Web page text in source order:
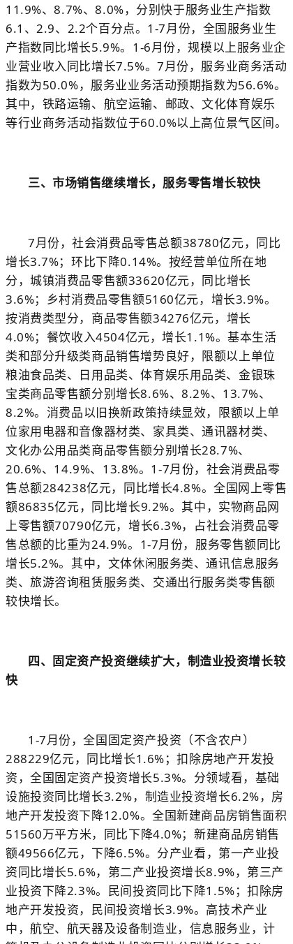
11.9%、8.7%、8.0%，分别快于服务业生产指数
6.1 、2.9、 2.2个百分点。 1-7月份，全国服务业生
产指数同比增长5.9%。 1-6月份，规模以上服务业企
业营业收入同比增长7.5%。7月份，服务业商务活动
指数为50.0%，服务业业务活动预期指数为56.6%。
其中，铁路运输、航空运输、邮政、文化体育娱乐
等行业商务活动指数位于60.0%以上高位景气区间。
三、市场销售继续增长，服务零售增长较快
7月份，社会消费品零售总额38780亿元，同比
增长3.7%；环比下降0.14%。按经营单位所在地
分，城镇消费品零售额33620亿元，同比增长
3.6%；乡村消费品零售额5160亿元，增长3.9%。
按消费类型分，商品零售额34276亿元，增长
4.0%；餐饮收入4504亿元，增长1.1%。基本生活
类和部分升级类商品销售增势良好，限额以上单位
粮油食品类、日用品类、体育娱乐用品类、金银珠
宝类商品零售额分别增长8.6%、8.2%、 13.7%、
8.2%。消费品以旧换新政策持续显效，限额以上单
位家用电器和音像器材类、家具类、通讯器材类、
文化办公用品类商品零售额分别增长28.7%、
20.6%、 14.9%、 13.8%。 1-7月份，社会消费品零
售总额284238亿元，同比增长4.8%。全国网上零售
额86835亿元，同比增长9.2%。其中，实物商品网
上零售额70790亿元，增长6.3%，占社会消费品零
售总额的比重为24.9%。 1-7月份，服务零售额同比
增长5.2%。其中，文体休闲服务类、通讯信息服务
类、旅游咨询租赁服务类、交通出行服务类零售额
较快增长。
四、固定资产投资继续扩大，制造业投资增长较
快
1-7月份，全国固定资产投资（不含农户）
288229亿元，同比增长1.6%；扣除房地产开发投
资，全国固定资产投资增长5.3%。分领域看，基础
设施投资同比增长3.2%，制造业投资增长6.2%，房
地产开发投资下降12.0%。全国新建商品房销售面积
51560万平方米，同比下降4.0%；新建商品房销售
额49566亿元，下降6.5%。分产业看，第一产业投
资同比增长5.6%，第二产业投资增长8.9%，第三产
业投资下降2.3%。民间投资同比下降1.5%；扣除房
地产开发投资，民间投资增长3.9%。高技术产业
中，航空、航天器及设备制造业，信息服务业，计